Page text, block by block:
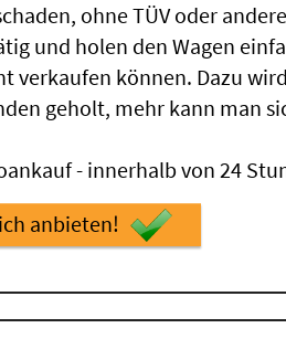
ohne TÜV oder
und holen den Wagen
verkaufen können. Dazu
geholt, mehr kann man
- innerhalb von 24
anbieten!